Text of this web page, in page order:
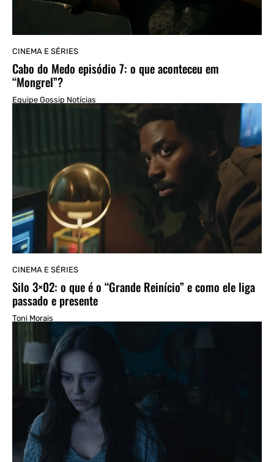
CINEMA E SÉRIES
Cabo do Medo episódio 7: o que aconteceu em
“Mongrel”?
Equipe Gossip Notícias
CINEMA E SÉRIES
Silo 3×02: o que é o “Grande Reinício” e como ele liga
passado e presente
Toni Morais